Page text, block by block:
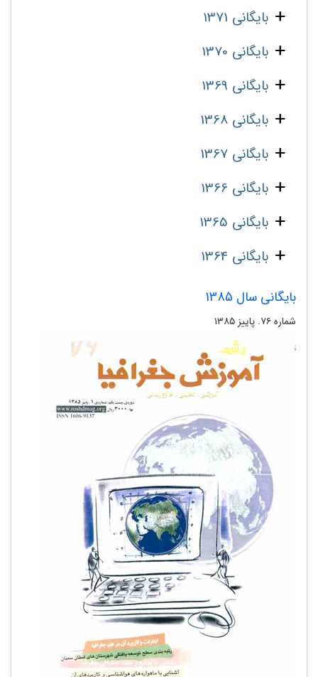
بایگانی 1371
بایگانی 1370
بایگانی 1369
بایگانی 1368
بایگانی 1367
بایگانی 1366
بایگانی 1365
بایگانی 1364
بایگانی سال 1385
شماره ۷۶. پاییز ۱۳۸۵